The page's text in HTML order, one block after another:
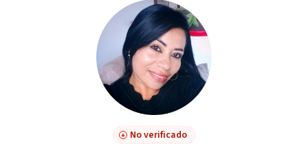
No verificado